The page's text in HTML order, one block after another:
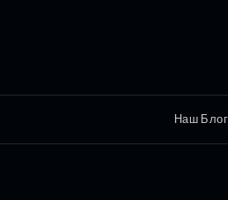
Наш Блог